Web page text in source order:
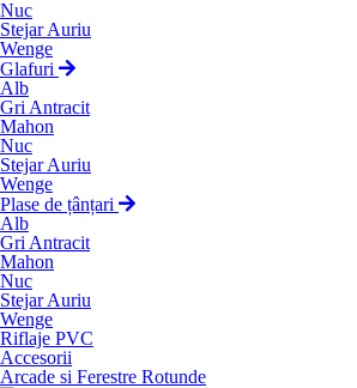
Nuc
Stejar Auriu
Wenge
Glafuri
Alb
Gri Antracit
Mahon
Nuc
Stejar Auriu
Wenge
Plase de țânțari
Alb
Gri Antracit
Mahon
Nuc
Stejar Auriu
Wenge
Riflaje PVC
Accesorii
Arcade si Ferestre Rotunde